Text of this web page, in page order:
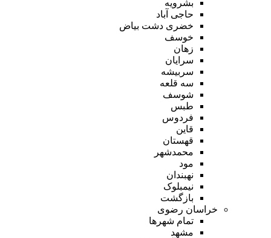
بشرویه
حاجی آباد
خضری دشت بیاض
خوسف
زهان
سرایان
سربیشه
سه قلعه
شوسف
طبس
فردوس
قاین
قهستان
محمدشهر
مود
نهبندان
نیمبلوک
بازگشت
خراسان رضوی
تمام شهر‌ها
مشهد